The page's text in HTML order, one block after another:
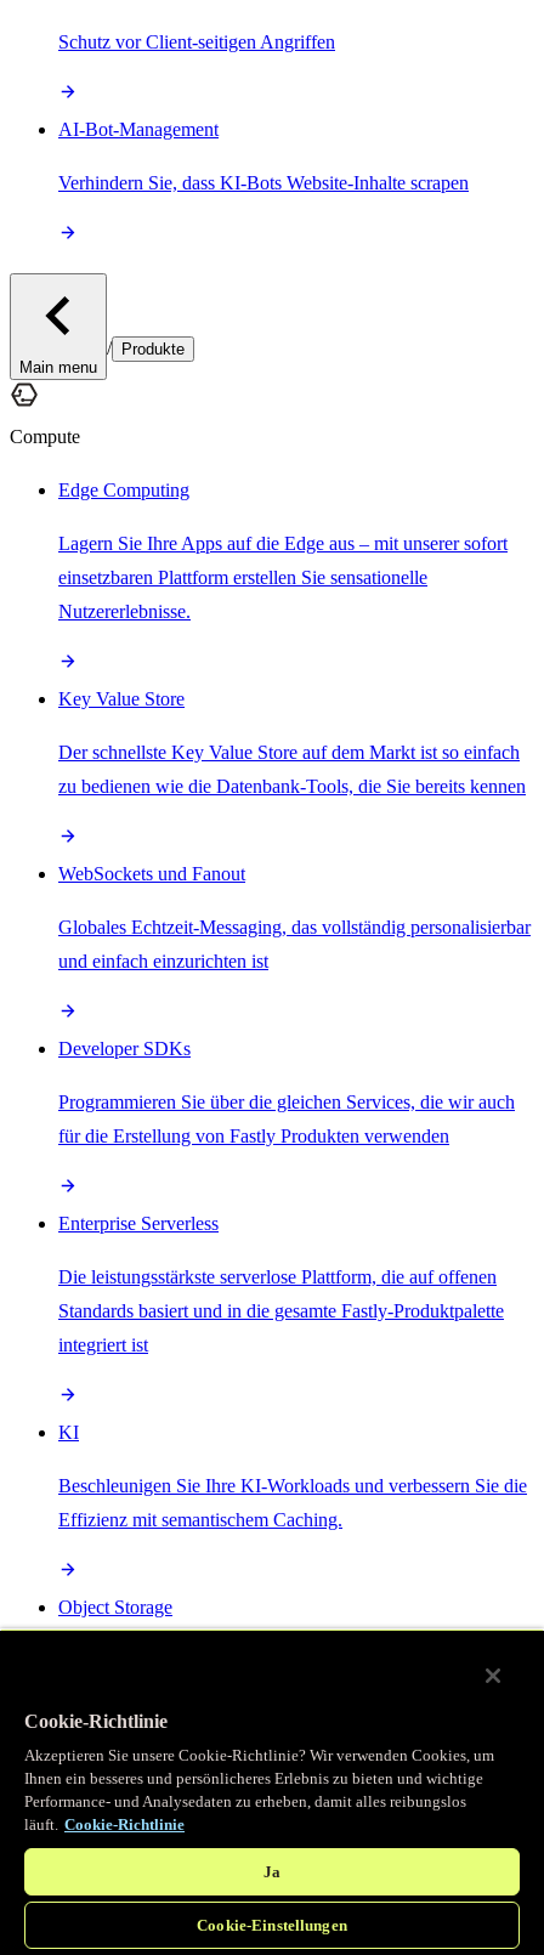
Schutz vor Client-seitigen Angriffen
AI-Bot-Management
Verhindern Sie, dass KI-Bots Website-Inhalte scrapen
Main menu
/ Produkte
Compute
Edge Computing
Lagern Sie Ihre Apps auf die Edge aus – mit unserer sofort
einsetzbaren Plattform erstellen Sie sensationelle
Nutzererlebnisse.
Key Value Store
Der schnellste Key Value Store auf dem Markt ist so einfach
zu bedienen wie die Datenbank-Tools, die Sie bereits kennen
WebSockets und Fanout
Globales Echtzeit-Messaging, das vollständig personalisierbar
und einfach einzurichten ist
Developer SDKs
Programmieren Sie über die gleichen Services, die wir auch
für die Erstellung von Fastly Produkten verwenden
Enterprise Serverless
Die leistungsstärkste serverlose Plattform, die auf offenen
Standards basiert und in die gesamte Fastly-Produktpalette
integriert ist
KI
Beschleunigen Sie Ihre KI-Workloads und verbessern Sie die
Effizienz mit semantischem Caching.
Object Storage
Programmierbarer Cache
Erhalten Sie vollständigen programmatischen Zugriff auf das
legendäre Caching, das unser CDN antreibt.
Cookie-Richtlinie
Akzeptieren Sie unsere Cookie-Richtlinie? Wir verwenden Cookies, um
Ihnen ein besseres und persönlicheres Erlebnis zu bieten und wichtige
Performance- und Analysedaten zu erheben, damit alles reibungslos
läuft. Cookie-Richtlinie
Ja
Cookie-Einstellungen